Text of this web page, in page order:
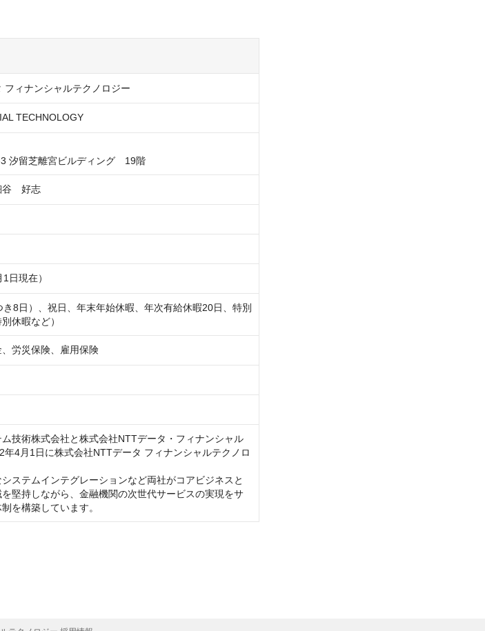
フィナンシャルテクノロジー
TECHNOLOGY
汐留芝離宮ビルディング　19階
　好志
日現在）
8日）、祝日、年末年始休暇、年次有給休暇20日、特別
休暇など）
労災保険、雇用保険
ム技術株式会社と株式会社NTTデータ・フィナンシャル
年4月1日に株式会社NTTデータ フィナンシャルテクノロ
ステムインテグレーションなど両社がコアビジネスと
堅持しながら、金融機関の次世代サービスの実現をサ
を構築しています。